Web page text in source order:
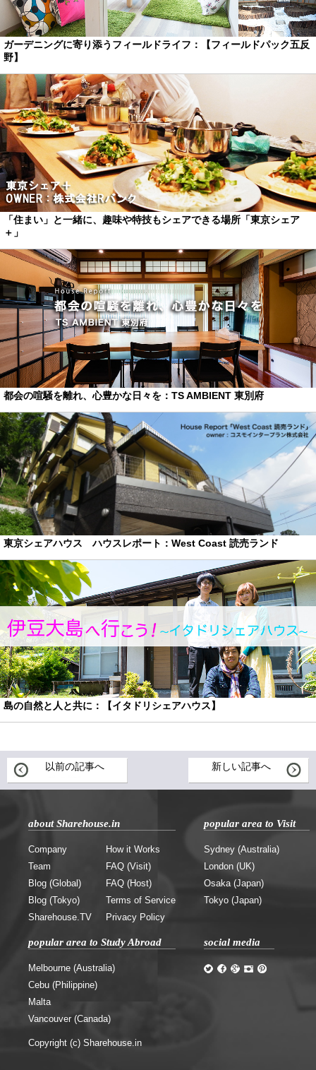
ガーデニングに寄り添うフィールドライフ：【フィールドパック五反
野】
「住まい」と一緒に、趣味や特技もシェアできる場所「東京シェア
＋」
都会の喧騒を離れ、心豊かな日々を：TS AMBIENT 東別府
東京シェアハウス ハウスレポート：West Coast 読売ランド
島の自然と人と共に：【イタドリシェアハウス】
以前の記事へ 新しい記事へ
about Sharehouse.in
Company
Team
Blog (Global)
Blog (Tokyo)
Sharehouse.TV
How it Works
FAQ (Visit)
FAQ (Host)
Terms of Service
Privacy Policy
popular area to Visit
Sydney (Australia)
London (UK)
Osaka (Japan)
Tokyo (Japan)
popular area to Study Abroad
Melbourne (Australia)
Cebu (Philippine)
Malta
Vancouver (Canada)
social media
Copyright (c) Sharehouse.in